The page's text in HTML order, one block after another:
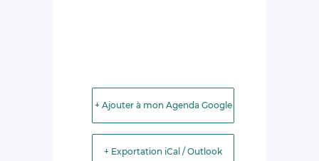
+ Ajouter à mon Agenda Google
+ Exportation iCal / Outlook